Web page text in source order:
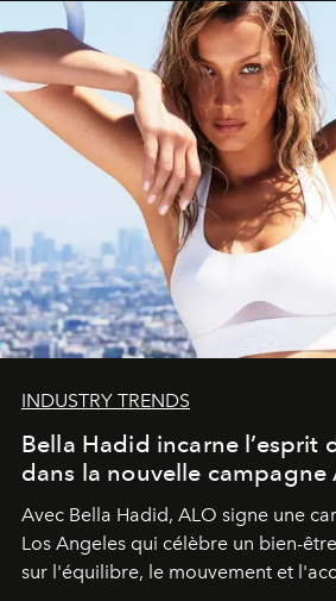
INDUSTRY TRENDS
Bella Hadid incarne l’esprit
dans la nouvelle campagne
Avec Bella Hadid, ALO signe une
Los Angeles qui célèbre un bien-
sur l'équilibre, le mouvement et